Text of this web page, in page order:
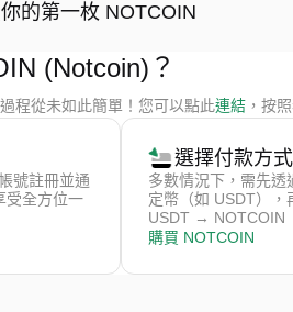
的第一枚 NOTCOIN
(Notcoin)？
程從未如此簡單！您可以點此連結 ，按
號註冊並通
受全方位一
選擇付款方式
多數情況下，需先透
定幣（如 USDT），
USDT → NOTCOIN
購買 NOTCOIN